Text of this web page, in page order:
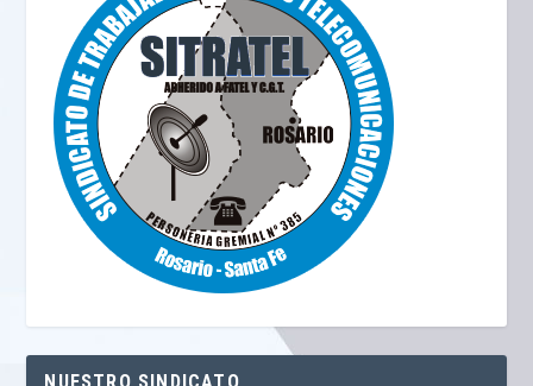
NUESTRO SINDICATO